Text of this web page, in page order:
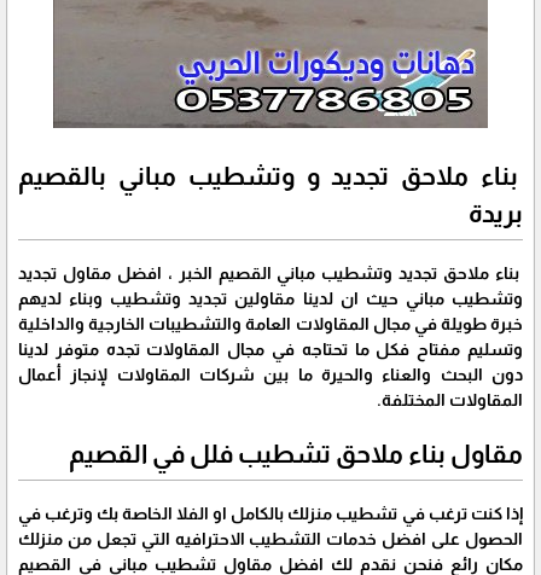
بناء ملاحق تجديد و وتشطيب مباني بالقصيم
بريدة
بناء ملاحق تجديد وتشطيب مباني القصيم الخبر ، افضل مقاول تجديد
وتشطيب مباني حيث ان لدينا مقاولين تجديد وتشطيب وبناء لديهم
خبرة طويلة في مجال المقاولات العامة والتشطيبات الخارجية والداخلية
وتسليم مفتاح فكل ما تحتاجه في مجال المقاولات تجده متوفر لدينا
دون البحث والعناء والحيرة ما بين شركات المقاولات لإنجاز أعمال
المقاولات المختلفة.
مقاول بناء ملاحق تشطيب فلل في القصيم
إذا كنت ترغب في تشطيب منزلك بالكامل او الفلا الخاصة بك وترغب في
الحصول على افضل خدمات التشطيب الاحترافيه التي تجعل من منزلك
مكان رائع فنحن نقدم لك افضل مقاول تشطيب مباني في القصيم